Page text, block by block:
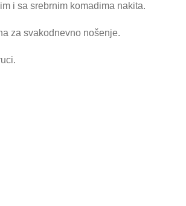
i sa srebrnim komadima nakita.
za svakodnevno nošenje.